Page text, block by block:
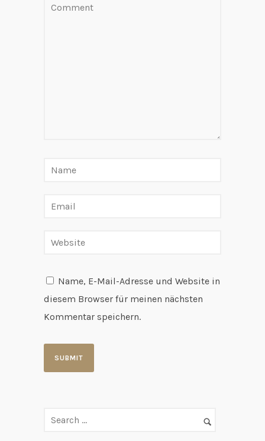
Name, E-Mail-Adresse und Website in
diesem Browser für meinen nächsten
Kommentar speichern.